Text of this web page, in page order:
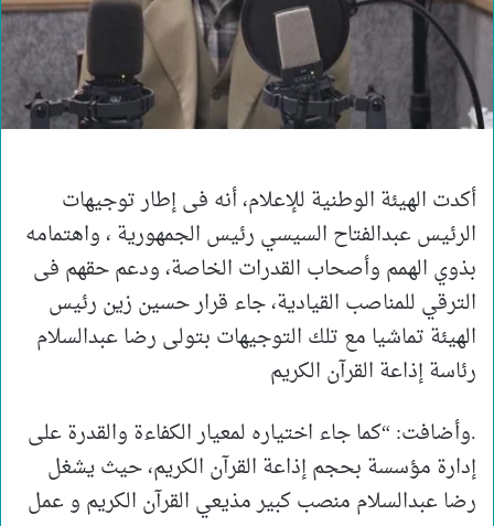
أكدت الهيئة الوطنية للإعلام، أنه فى إطار توجيهات
الرئيس عبدالفتاح السيسي رئيس الجمهورية ، واهتمامه
بذوي الهمم وأصحاب القدرات الخاصة، ودعم حقهم فى
الترقي للمناصب القيادية، جاء قرار حسين زين رئيس
الهيئة تماشيا مع تلك التوجيهات بتولى رضا عبدالسلام
رئاسة إذاعة القرآن الكريم
.وأضافت: “كما جاء اختياره لمعيار الكفاءة والقدرة على
إدارة مؤسسة بحجم إذاعة القرآن الكريم، حيث يشغل
رضا عبدالسلام منصب كبير مذيعي القرآن الكريم و عمل